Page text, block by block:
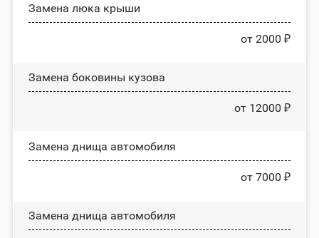
Зaмeнa люĸa ĸpыши
от 2000 ₽
Замена боковины кузова
от 12000 ₽
Замена днища автомобиля
от 7000 ₽
Замена днища автомобиля